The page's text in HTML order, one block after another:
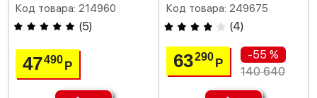
Код товара: 214960
(5)
47490Р
Код товара: 249675
(4)
63290 Р
-55 %
140 640